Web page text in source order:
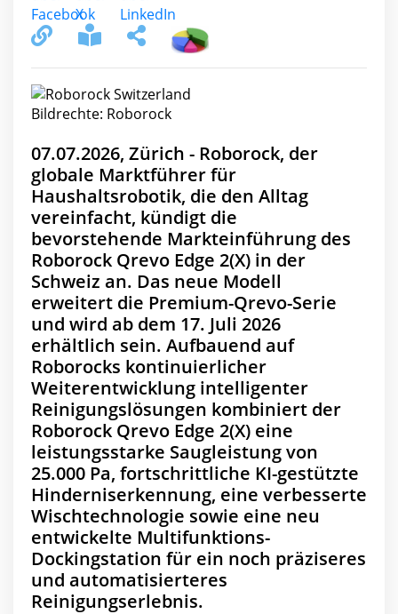
Bildrechte: Roborock
07.07.2026, Zürich - Roborock, der
globale Marktführer für
Haushaltsrobotik, die den Alltag
vereinfacht, kündigt die
bevorstehende Markteinführung des
Roborock Qrevo Edge 2(X) in der
Schweiz an. Das neue Modell
erweitert die Premium-Qrevo-Serie
und wird ab dem 17. Juli 2026
erhältlich sein. Aufbauend auf
Roborocks kontinuierlicher
Weiterentwicklung intelligenter
Reinigungslösungen kombiniert der
Roborock Qrevo Edge 2(X) eine
leistungsstarke Saugleistung von
25.000 Pa, fortschrittliche KI-gestützte
Hinderniserkennung, eine verbesserte
Wischtechnologie sowie eine neu
entwickelte Multifunktions-
Dockingstation für ein noch präziseres
und automatisierteres
Reinigungserlebnis.